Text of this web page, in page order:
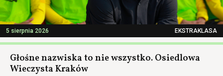
5 sierpnia 2026 EKSTRAKLASA
Głośne nazwiska to nie wszystko. Osiedlowa
Wieczysta Kraków